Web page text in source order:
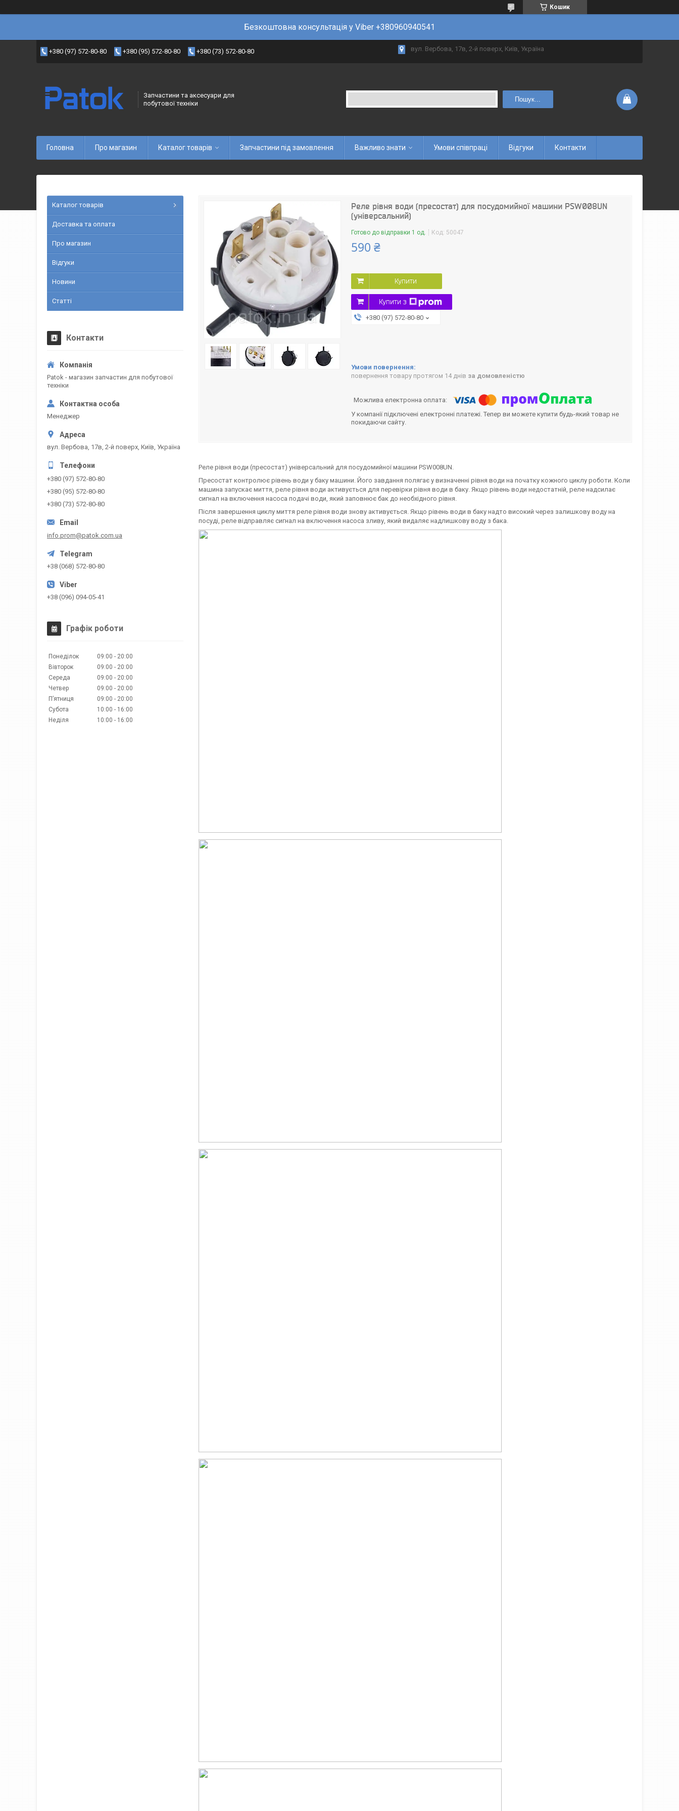
Кошик
Безкоштовна консультація у Viber +380960940541
+380 (97) 572-80-80 +380 (95) 572-80-80 +380 (73) 572-80-80 вул. Вербова, 17в, 2-й поверх, Київ, Україна
Запчастини та аксесуари для
побутової техніки
Пошук...
Головна Про магазин Каталог товарів Запчастини під замовлення Важливо знати Умови співпраці Відгуки Контакти
Реле рівня води (пресостат) для посудомийної машини PSW008UN
(універсальний)
Готово до відправки 1 од. Код: 50047
590 ₴
Купити
Купити з
+380 (97) 572-80-80
повернення товару протягом 14 днів за домовленістю
У компанії підключені електронні платежі. Тепер ви можете купити будь-який товар не
покидаючи сайту.
Реле рівня води (пресостат) універсальний для посудомийної машини PSW008UN.
Пресостат контролює рівень води у баку машини. Його завдання полягає у визначенні рівня води на початку кожного циклу роботи. Коли
машина запускає миття, реле рівня води активується для перевірки рівня води в баку. Якщо рівень води недостатній, реле надсилає
сигнал на включення насоса подачі води, який заповнює бак до необхідного рівня.
Після завершення циклу миття реле рівня води знову активується. Якщо рівень води в баку надто високий через залишкову воду на
посуді, реле відправляє сигнал на включення насоса зливу, який видаляє надлишкову воду з бака.
Каталог товарів
Доставка та оплата
Про магазин
Відгуки
Новини
Статті
Контакти
Patok - магазин запчастин для побутової
техніки
Менеджер
вул. Вербова, 17в, 2-й поверх, Київ, Україна
+380 (97) 572-80-80
+380 (95) 572-80-80
+380 (73) 572-80-80
info.prom@patok.com.ua
+38 (068) 572-80-80
+38 (096) 094-05-41
Графік роботи
Понеділок 09:00
20:00
Вівторок
09:00
20:00
Середа
09:00
20:00
Четвер
09:00
20:00
Пʼятниця
09:00
20:00
Субота
10:00
16:00
Неділя
10:00 16:00